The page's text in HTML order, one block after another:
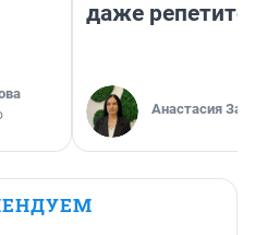
даже
Анастасия